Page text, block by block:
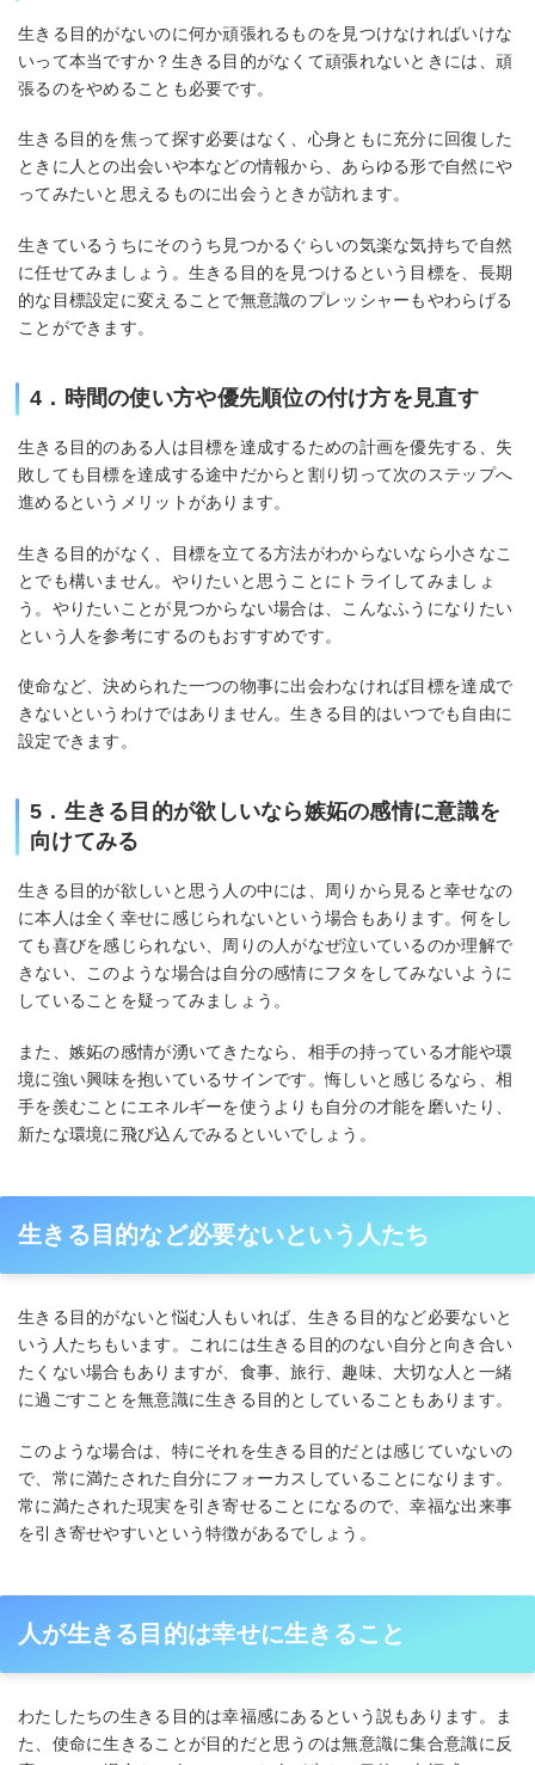
生きる目的がないのに何か頑張れるものを見つけなければいけな
いって本当ですか？生きる目的がなくて頑張れないときには、頑
張るのをやめることも必要です。
生きる目的を焦って探す必要はなく、心身ともに充分に回復した
ときに人との出会いや本などの情報から、あらゆる形で自然にや
ってみたいと思えるものに出会うときが訪れます。
生きているうちにそのうち見つかるぐらいの気楽な気持ちで自然
に任せてみましょう。生きる目的を見つけるという目標を、長期
的な目標設定に変えることで無意識のプレッシャーもやわらげる
ことができます。
4．時間の使い方や優先順位の付け方を見直す
生きる目的のある人は目標を達成するための計画を優先する、失
敗しても目標を達成する途中だからと割り切って次のステップへ
進めるというメリットがあります。
生きる目的がなく、目標を立てる方法がわからないなら小さなこ
とでも構いません。やりたいと思うことにトライしてみましょ
う。やりたいことが見つからない場合は、こんなふうになりたい
という人を参考にするのもおすすめです。
使命など、決められた一つの物事に出会わなければ目標を達成で
きないというわけではありません。生きる目的はいつでも自由に
設定できます。
5．生きる目的が欲しいなら嫉妬の感情に意識を
向けてみる
生きる目的が欲しいと思う人の中には、周りから見ると幸せなの
に本人は全く幸せに感じられないという場合もあります。何をし
ても喜びを感じられない、周りの人がなぜ泣いているのか理解で
きない、このような場合は自分の感情にフタをしてみないように
していることを疑ってみましょう。
また、嫉妬の感情が湧いてきたなら、相手の持っている才能や環
境に強い興味を抱いているサインです。悔しいと感じるなら、相
手を羨むことにエネルギーを使うよりも自分の才能を磨いたり、
新たな環境に飛び込んでみるといいでしょう。
生きる目的など必要ないという人たち
生きる目的がないと悩む人もいれば、生きる目的など必要ないと
いう人たちもいます。これには生きる目的のない自分と向き合い
たくない場合もありますが、食事、旅行、趣味、大切な人と一緒
に過ごすことを無意識に生きる目的としていることもあります。
このような場合は、特にそれを生きる目的だとは感じていないの
で、常に満たされた自分にフォーカスしていることになります。
常に満たされた現実を引き寄せることになるので、幸福な出来事
を引き寄せやすいという特徴があるでしょう。
人が生きる目的は幸せに生きること
わたしたちの生きる目的は幸福感にあるという説もあります。ま
た、使命に生きることが目的だと思うのは無意識に集合意識に反